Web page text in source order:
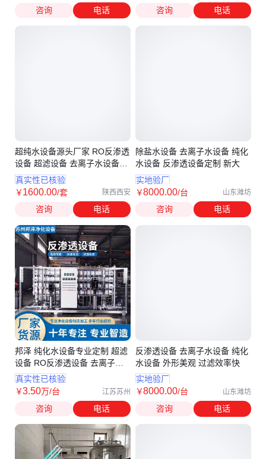
咨询 电话
超纯水设备源头厂家 RO反渗透
设备 超滤设备 去离子水设备专
业定制
真实性已核验
￥1600.00/套 陕西西安
咨询 电话
邦泽 纯化水设备专业定制 超滤
设备 RO反渗透设备 去离子水
设备
真实性已核验
￥3.50万/台 江苏苏州
咨询 电话
咨询 电话
除盐水设备 去离子水设备 纯化
水设备 反渗透设备定制 新大
实地验厂
￥8000.00/台 山东潍坊
咨询 电话
反渗透设备 去离子水设备 纯化
水设备 外形美观 过滤效率快
实地验厂
￥8000.00/台 山东潍坊
咨询 电话